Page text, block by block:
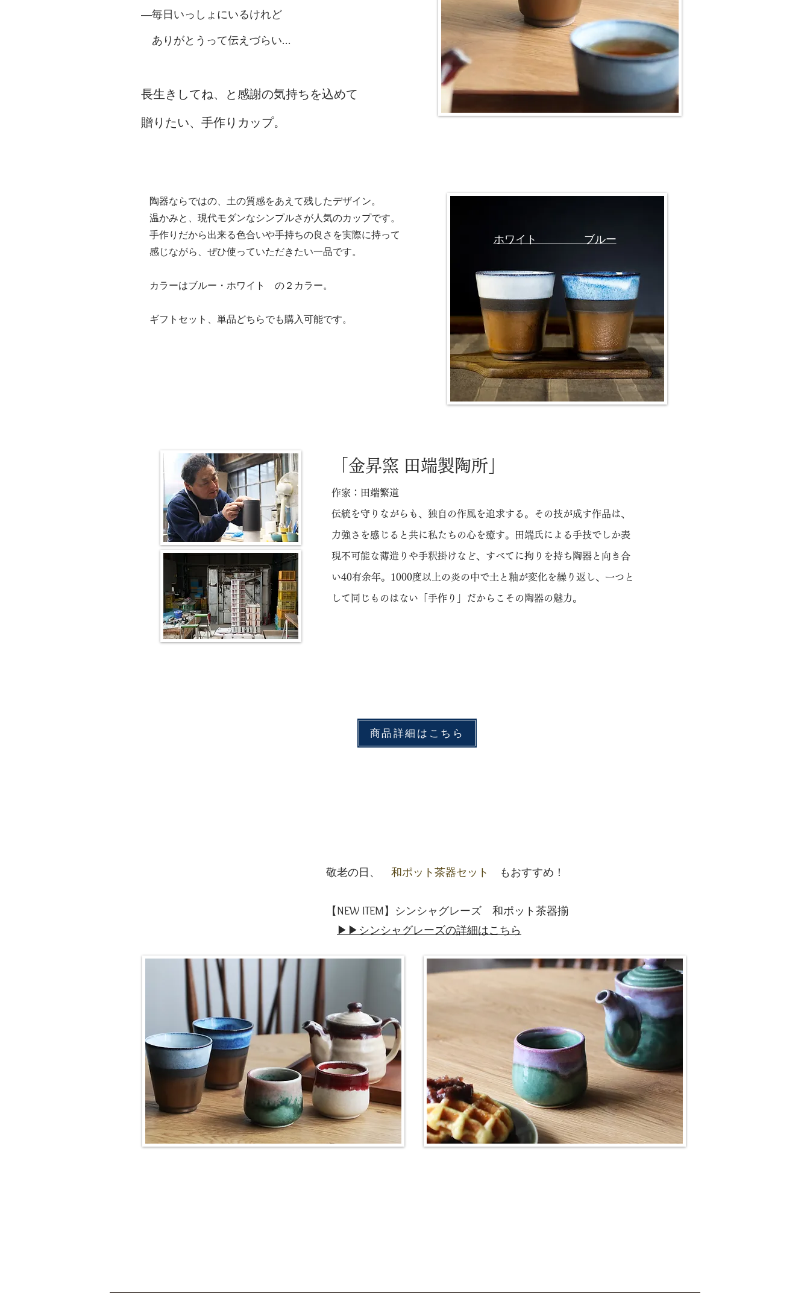
―毎日いっしょにいるけれど
ありがとうって伝えづらい…
長生きしてね、と感謝の気持ちを込めて
贈りたい、手作りカップ。
陶器ならではの、土の質感をあえて残したデザイン。
​温かみと、現代モダンなシンプルさが人気のカップです。
手作りだから出来る色合いや手持ちの良さを実際に持って
感じながら、ぜひ使っていただきたい一品です。
カラーはブルー・ホワイト の２カラー。
​ギフトセット、単品どちらでも購入可能です。
ホワイト ブルー
「金昇窯 田端製陶所」
作家：田端繁道
​伝統を守りながらも、独自の作風を追求する。その技が成す作品は、
力強さを感じると共に私たちの心を癒す。田端氏による手技でしか表
現不可能な薄造りや手釈掛けなど、すべてに拘りを持ち陶器と向き合
い40有余年。1000度以上の炎の中で土と釉が変化を繰り返し、一つと
して同じものはない「手作り」だからこその陶器の魅力。
商品詳細はこちら
敬老の日、 和ポット茶器セット もおすすめ！
【NEW ITEM】シンシャグレーズ 和ポット茶器揃
▶▶シンシャグレーズの詳細はこちら